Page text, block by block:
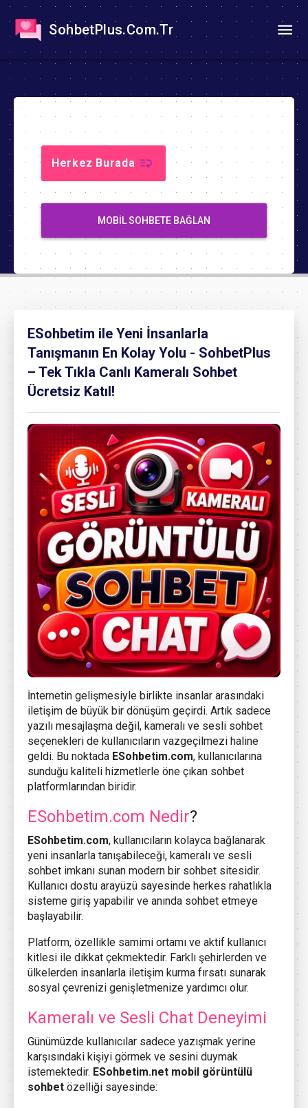
SohbetPlus.Com.Tr
Herkez Burada
MOBIL SOHBETE BAĞLAN
ESohbetim ile Yeni İnsanlarla
Tanışmanın En Kolay Yolu - SohbetPlus
– Tek Tıkla Canlı Kameralı Sohbet
Ücretsiz Katıl!
İnternetin gelişmesiyle birlikte insanlar arasındaki
iletişim de büyük bir dönüşüm geçirdi. Artık sadece
yazılı mesajlaşma değil, kameralı ve sesli sohbet
seçenekleri de kullanıcıların vazgeçilmezi haline
geldi. Bu noktada ESohbetim.com, kullanıcılarına
sunduğu kaliteli hizmetlerle öne çıkan sohbet
platformlarından biridir.
ESohbetim.com Nedir?
ESohbetim.com, kullanıcıların kolayca bağlanarak
yeni insanlarla tanışabileceği, kameralı ve sesli
sohbet imkanı sunan modern bir sohbet sitesidir.
Kullanıcı dostu arayüzü sayesinde herkes rahatlıkla
sisteme giriş yapabilir ve anında sohbet etmeye
başlayabilir.
Platform, özellikle samimi ortamı ve aktif kullanıcı
kitlesi ile dikkat çekmektedir. Farklı şehirlerden ve
ülkelerden insanlarla iletişim kurma fırsatı sunarak
sosyal çevrenizi genişletmenize yardımcı olur.
Kameralı ve Sesli Chat Deneyimi
Günümüzde kullanıcılar sadece yazışmak yerine
karşısındaki kişiyi görmek ve sesini duymak
istemektedir. ESohbetim.net mobil görüntülü
sohbet özelliği sayesinde: